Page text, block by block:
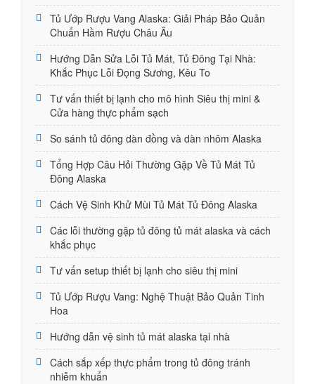
Tủ Ướp Rượu Vang Alaska: Giải Pháp Bảo Quản
Chuẩn Hầm Rượu Châu Âu
Hướng Dẫn Sửa Lỗi Tủ Mát, Tủ Đông Tại Nhà:
Khắc Phục Lỗi Đọng Sương, Kêu To
Tư vấn thiết bị lạnh cho mô hình Siêu thị mini &
Cửa hàng thực phẩm sạch
So sánh tủ đông dàn đồng và dàn nhôm Alaska
Tổng Hợp Câu Hỏi Thường Gặp Về Tủ Mát Tủ
Đông Alaska
Cách Vệ Sinh Khử Mùi Tủ Mát Tủ Đông Alaska
Các lỗi thường gặp tủ đông tủ mát alaska và cách
khắc phục
Tư vấn setup thiết bị lạnh cho siêu thị mini
Tủ Ướp Rượu Vang: Nghệ Thuật Bảo Quản Tinh
Hoa
Hướng dẫn vệ sinh tủ mát alaska tại nhà
Cách sắp xếp thực phẩm trong tủ đông tránh
nhiễm khuẩn